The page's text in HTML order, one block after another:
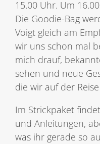
15.00 Uhr. Um
Die Goodie-Bag
Voigt gleich am
wir uns schon mal
mich drauf,
sehen und neue
die wir auf der
Im Strickpaket
und Anleitungen,
was ihr gerade so